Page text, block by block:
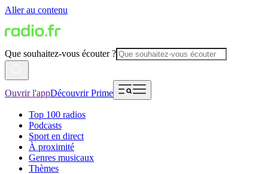
Aller au contenu
Que souhaitez-vous écouter ?
Ouvrir l'appDécouvrir Prime
Top 100 radios
Podcasts
Sport en direct
À proximité
Genres musicaux
Thèmes